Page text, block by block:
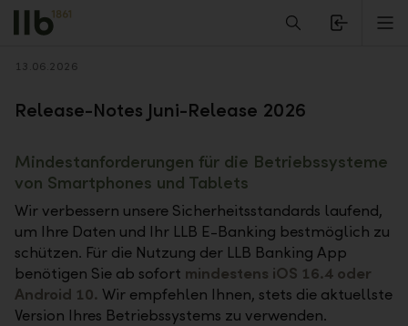
Alerts.Headline
Zurück
13.06.2026
Release-Notes Juni-Release 2026
Mindestanforderungen für die Betriebssysteme
von Smartphones und Tablets
Wir verbessern unsere Sicherheitsstandards laufend,
um Ihre Daten und Ihr LLB E-Banking bestmöglich zu
schützen. Für die Nutzung der LLB Banking App
benötigen Sie ab sofort mindestens iOS 16.4 oder
Android 10. Wir empfehlen Ihnen, stets die aktuellste
Version Ihres Betriebssystems zu verwenden.